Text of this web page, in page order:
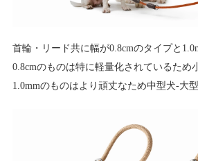
首輪・リード共に幅が0.8cmのタイプと
0.8cmのものは特に軽量化されているため
1.0mmのものはより頑丈なため中型犬-大